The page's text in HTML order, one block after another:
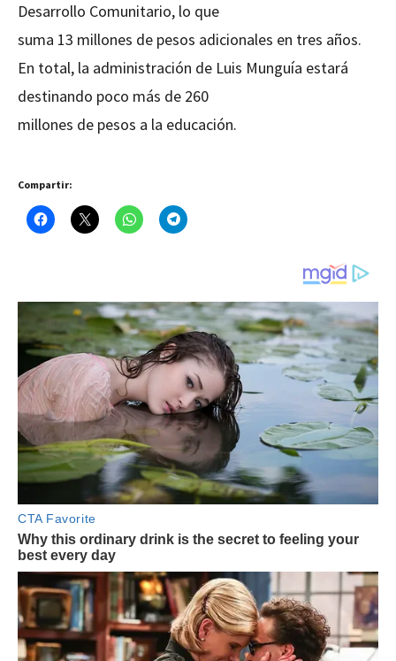
Desarrollo Comunitario, lo que
suma 13 millones de pesos adicionales en tres años.
En total, la administración de Luis Munguía estará
destinando poco más de 260
millones de pesos a la educación.
Compartir: